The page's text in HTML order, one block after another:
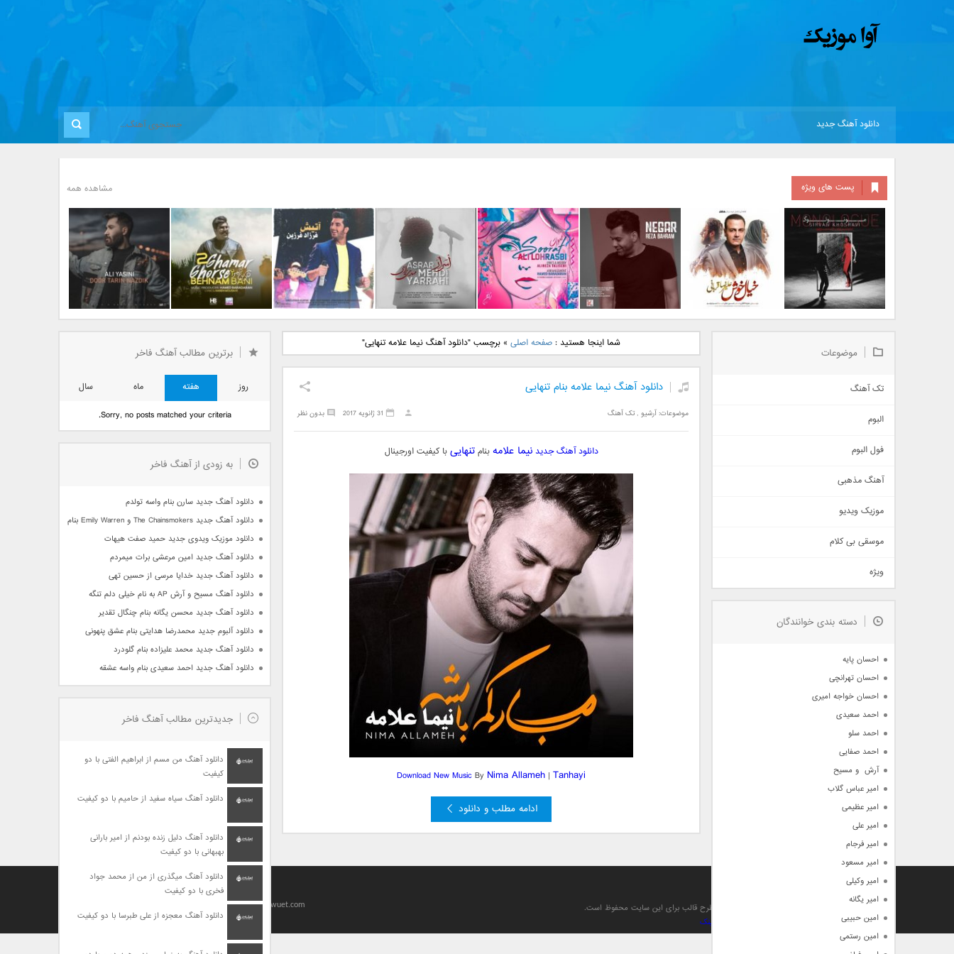
دانلود آهنگ جدید
پست های ویژه مشاهده همه
خسروی بنام مونولوگ
دانلود آهنگ جدید علیرضا
دانلود آهنگ جدید رضا
بهرام بنام نگار
دانلود آهنگ جدید علی
لهراسبی بنام صورت
دانلود آهنگ جدید مهدی
یراحی بنام اسرار
دانلود آهنگ جدید فرزاد
بانی بنام قرص قمر 2
یاسینی بنام دورترین نزدیک
شما اینجا هستید :صفحه اصلی »برچسب "دانلود آهنگ نیما علامه تنهایی"
دانلود آهنگ نیما علامه بنام تنهایی
موضوعات:آرشیو ,تک آهنگ بدون نظر 31 ژانویه 2017
دانلود آهنگ جدید نیما علامهبنامتنهاییبا کیفیت اورجینال
Download NewMusicBy Nima Allameh | Tanhayi
ادامه مطلب و دانلود
برترین مطالب آهنگ فاخر
روز هفته ماه
سال
Sorry, no posts matched your criteria.
به زودی از آهنگ فاخر
دانلود آهنگ جدید سارن بنام واسه تولدم
دانلود آهنگ جدید The Chainsmokers و Emily Warren بنام Side Effects
دانلود موزیک ویدوی جدید حمید صفت هیهات
دانلود آهنگ جدید امین مرعشی برات میمردم
دانلود آهنگ جدید خدایا مرسی از حسین تهی
دانلود آهنگ مسیح و آرش AP به نام خیلی دلم تنگه
دانلود آهنگ جدید محسن یگانه بنام چنگال تقدیر
دانلود آلبوم جدید محمدرضا هدایتی بنام عشق پنهونی
دانلود آهنگ جدید محمد علیزاده بنام گلودرد
دانلود آهنگ جدید احمد سعیدی بنام واسه عشقه
جدیدترین مطالب آهنگ فاخر
دانلود آهنگ من مسم از ابراهیم الفتی با دو
کیفیت
دانلود آهنگ سیاه سفید از حامیم با دو کیفیت
دانلود آهنگ دلیل زنده بودنم از امیر بارانی
بهبهانی با دو کیفیت
دانلود آهنگ میگذری از من از محمد جواد
فخری با دو کیفیت
دانلود آهنگ معجزه از علی طبرسا با دو کیفیت
موضوعات
تک آهنگ
اجتماعی
حماسی
سنتی
اهنگ بندرعباسی
دمو
مذهبی
جدیدترین ها
البوم
فول البوم
آهنگ مذهبی
موزیک ویدیو
موسقی بی کلام
ویژه
دسته بندی خوانندگان
احسان پایه
احسان تهرانچی
احسان خواجه امیری
احمد سعیدی
احمد سلو
احمد صفایی
آرش  و مسیح
امیر عباس گلاب
امیر عظیمی
امیر علی
امیر فرجام
امیر مسعود
امیر وکیلی
امیر یگانه
امین حبیبی
امین رستمی
تمام حقوق مادی , معنوی , مطالب و طرح قالب برای این سایت محفوظ است.
بک لینک
baharseo
Copyright 2010-2021 | Allright Reserved by viagrawuet.com